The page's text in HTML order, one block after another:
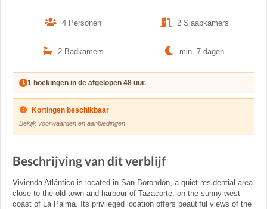
4 Personen 2 Slaapkamers
2 Badkamers min. 7 dagen
1 boekingen in de afgelopen 48 uur.
Kortingen beschikbaar
Bekijk voorwaarden en aanbiedingen
Beschrijving van dit verblijf
Vivienda Atlántico is located in San Borondón, a quiet residential area
close to the old town and harbour of Tazacorte, on the sunny west
coast of La Palma. Its privileged location offers beautiful views of the